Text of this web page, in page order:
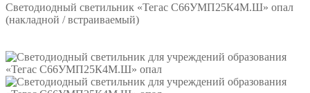
Светодиодный светильник «Тегас С66УМП25К4М.Ш» опал
(накладной / встраиваемый)